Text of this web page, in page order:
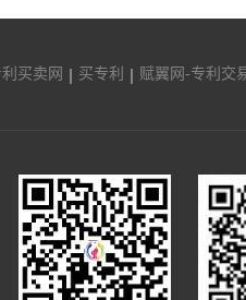
买卖网 买专利 赋翼网-专利交